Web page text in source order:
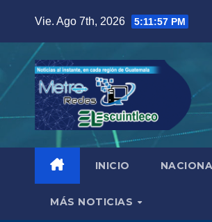
contenido
Vie. Ago 7th, 2026 5:11:58 PM
INICIO
MÁS NOTICIAS